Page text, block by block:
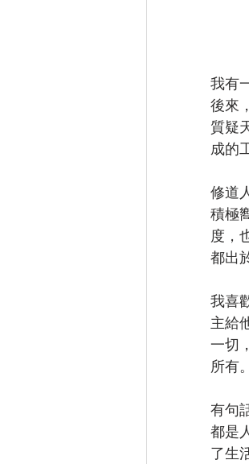
我有
後來
質疑
成的
修道
積極
度，
都出
我喜
主給
一切
所有。
有句
都是
了生